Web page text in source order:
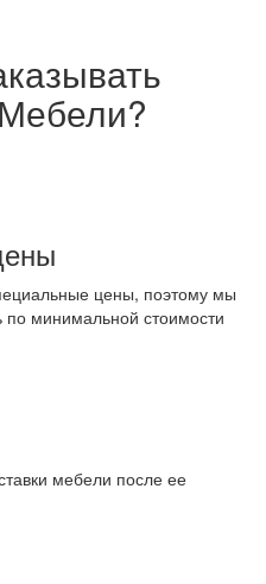
цены, поэтому мы
минимальной стоимости
мебели после ее